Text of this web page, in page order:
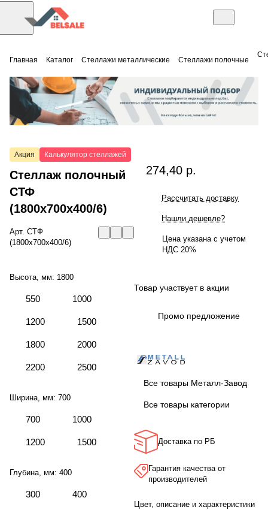
Главная Каталог Стеллажи металлические Стеллажи полочные
Акция Калькулятор стеллажей
Стеллаж полочный
СТФ
(1800x700x400/6)
Арт. СТФ
(1800x700x400/6)
Высота, мм: 1800
550 1000
1200 1500
1800 2000
2200 2500
Ширина, мм: 700
700 1000
1200 1500
Глубина, мм: 400
300 400
274,40 р.
Рассчитать доставку
Нашли дешевле?
Цена указана с учетом
НДС 20%
Товар участвует в акции
Промо предложение
Все товары Металл-Завод
Все товары категории
Доставка по РБ
Гарантия качества от
производителей
Цвет, описание и характеристики